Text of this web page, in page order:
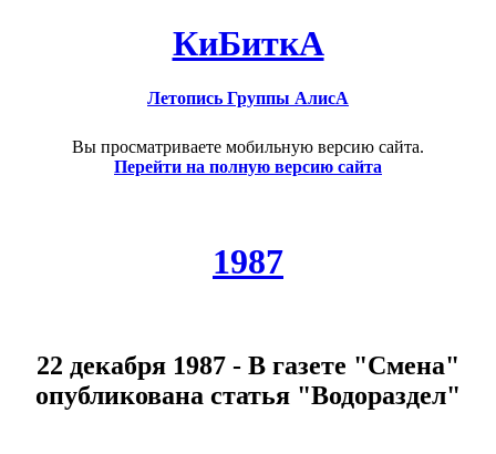
КиБиткА
Летопись Группы АлисА
Вы просматриваете мобильную версию сайта.
Перейти на полную версию сайта
1987
22 декабря 1987 - В газете "Смена"
опубликована статья "Водораздел"